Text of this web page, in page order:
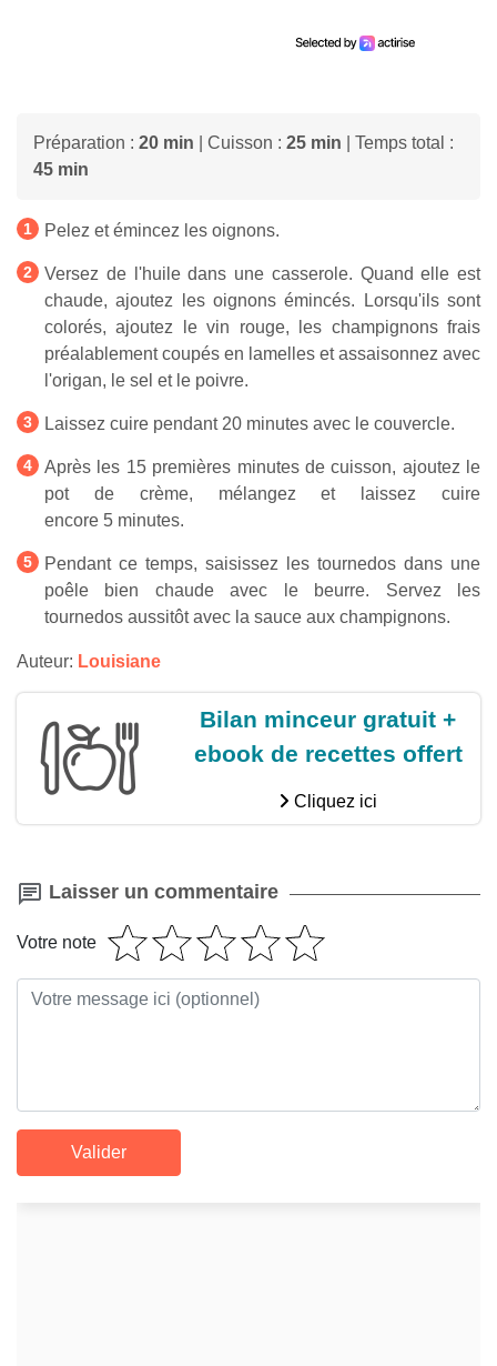
Préparation : 20 min | Cuisson : 25 min | Temps total :
45 min
Pelez et émincez les oignons.
Versez de l'huile dans une casserole. Quand elle est
chaude, ajoutez les oignons émincés. Lorsqu'ils sont
colorés, ajoutez le vin rouge, les champignons frais
préalablement coupés en lamelles et assaisonnez avec
l'origan, le sel et le poivre.
Laissez cuire pendant 20 minutes avec le couvercle.
Après les 15 premières minutes de cuisson, ajoutez le
pot de crème, mélangez et laissez cuire
encore 5 minutes.
Pendant ce temps, saisissez les tournedos dans une
poêle bien chaude avec le beurre. Servez les
tournedos aussitôt avec la sauce aux champignons.
Auteur: Louisiane
Bilan minceur gratuit +
ebook de recettes offert
Cliquez ici
Laisser un commentaire
Votre note